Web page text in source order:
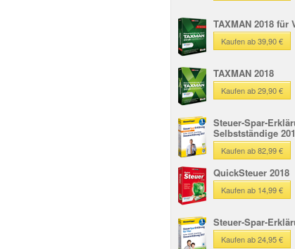
TAXMAN 2018 für
Kaufen ab 39,90 €
TAXMAN 2018
Kaufen ab 29,90 €
Steuer-Spar-
Selbstständige
Kaufen ab 82,99 €
QuickSteuer 2018
Kaufen ab 14,99 €
Steuer-Spar-
Kaufen ab 24,95 €